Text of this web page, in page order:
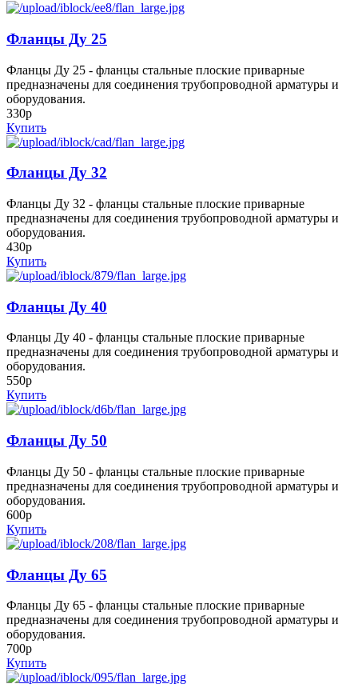
Фланцы Ду 25
Фланцы Ду 25 - фланцы стальные плоские приварные
предназначены для соединения трубопроводной арматуры и
оборудования.
330р
Купить
Фланцы Ду 32
Фланцы Ду 32 - фланцы стальные плоские приварные
предназначены для соединения трубопроводной арматуры и
оборудования.
430р
Купить
Фланцы Ду 40
Фланцы Ду 40 - фланцы стальные плоские приварные
предназначены для соединения трубопроводной арматуры и
оборудования.
550р
Купить
Фланцы Ду 50
Фланцы Ду 50 - фланцы стальные плоские приварные
предназначены для соединения трубопроводной арматуры и
оборудования.
600р
Купить
Фланцы Ду 65
Фланцы Ду 65 - фланцы стальные плоские приварные
предназначены для соединения трубопроводной арматуры и
оборудования.
700р
Купить